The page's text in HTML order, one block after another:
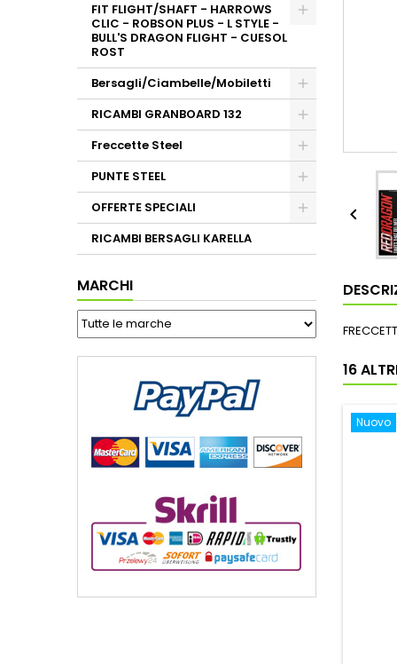
FIT FLIGHT/SHAFT - HARROWS
CLIC - ROBSON PLUS - L STYLE -
BULL'S DRAGON FLIGHT - CUESOL
ROST
Bersagli/Ciambelle/Mobiletti
RICAMBI GRANBOARD 132
Freccette Steel
PUNTE STEEL
OFFERTE SPECIALI
RICAMBI BERSAGLI KARELLA
MARCHI

16
Nuovo